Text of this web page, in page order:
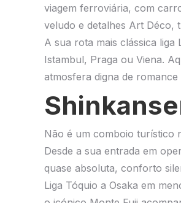
viagem ferroviária, com
veludo e detalhes Art Déco,
A sua rota mais clássica
Istambul, Praga ou Viena.
atmosfera digna de
Não é um comboio turístico
Desde a sua entrada em
quase absoluta, conforto
Liga Tóquio a Osaka em